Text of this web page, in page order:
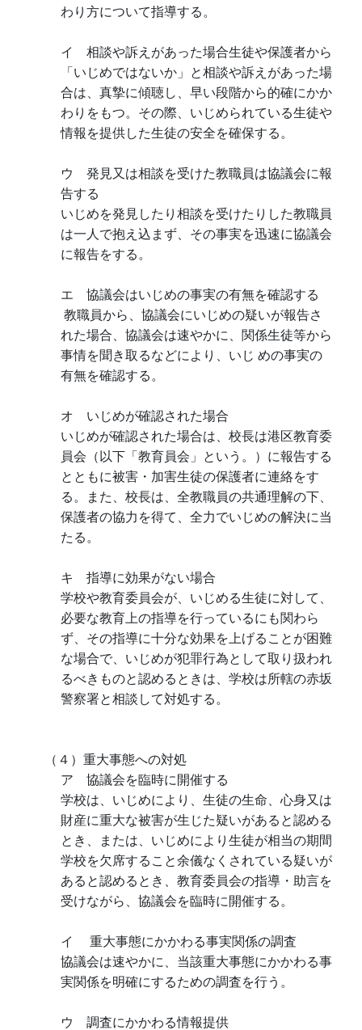
わり方について指導する。
イ 相談や訴えがあった場合生徒や保護者から
「いじめではないか」と相談や訴えがあった場
合は、真摯に傾聴し、早い段階から的確にかか
わりをもつ。その際、いじめられている生徒や
情報を提供した生徒の安全を確保する。
ウ 発見又は相談を受けた教職員は協議会に報
告する
いじめを発見したり相談を受けたりした教職員
は一人で抱え込まず、その事実を迅速に協議会
に報告をする。
エ 協議会はいじめの事実の有無を確認する
教職員から、協議会にいじめの疑いが報告さ
れた場合、協議会は速やかに、関係生徒等から
事情を聞き取るなどにより、いじ めの事実の
有無を確認する。
オ いじめが確認された場合
いじめが確認された場合は、校長は港区教育委
員会（以下「教育員会」という。）に報告する
とともに被害・加害生徒の保護者に連絡をす
る。また、校長は、全教職員の共通理解の下、
保護者の協力を得て、全力でいじめの解決に当
たる。
キ 指導に効果がない場合
学校や教育委員会が、いじめる生徒に対して、
必要な教育上の指導を行っているにも関わら
ず、その指導に十分な効果を上げることが困難
な場合で、いじめが犯罪行為として取り扱われ
るべきものと認めるときは、学校は所轄の赤坂
警察署と相談して対処する。
（４）重大事態への対処
ア 協議会を臨時に開催する
学校は、いじめにより、生徒の生命、心身又は
財産に重大な被害が生じた疑いがあると認める
とき、または、いじめにより生徒が相当の期間
学校を欠席すること余儀なくされている疑いが
あると認めるとき、教育委員会の指導・助言を
受けながら、協議会を臨時に開催する。
イ 重大事態にかかわる事実関係の調査
協議会は速やかに、当該重大事態にかかわる事
実関係を明確にするための調査を行う。
ウ 調査にかかわる情報提供